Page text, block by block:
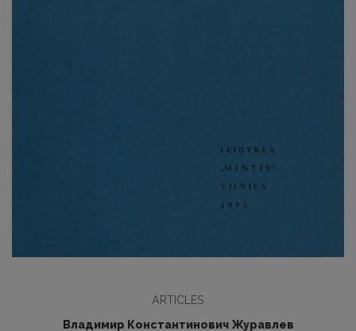
ARTICLES
Владимир Константинович Журавлев